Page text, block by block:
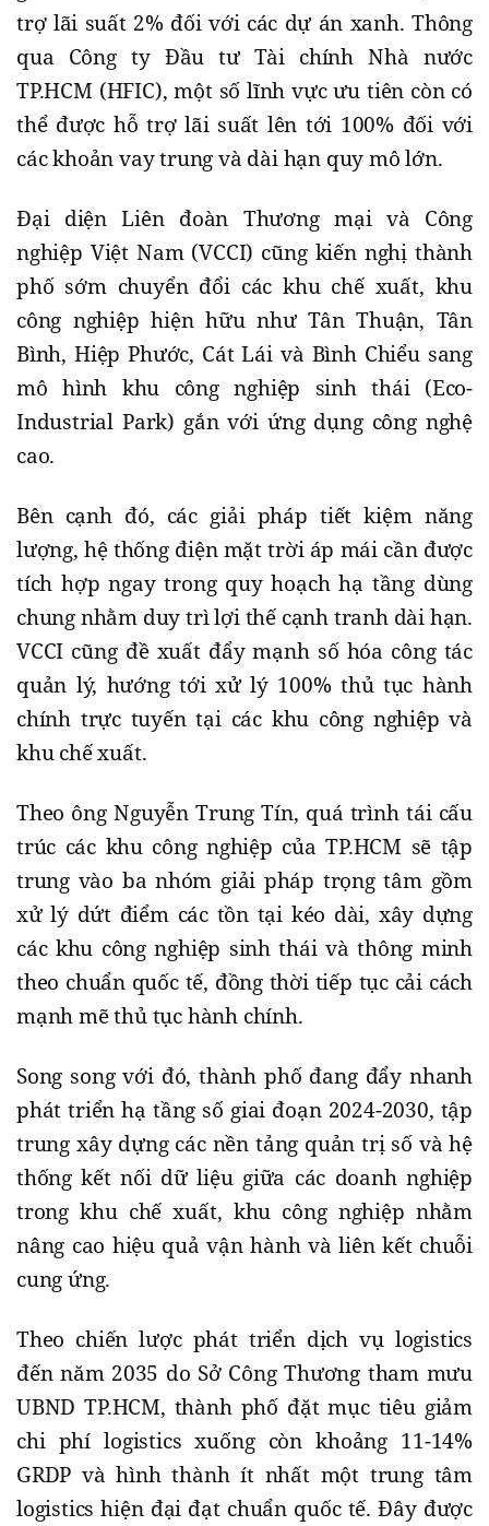
trợ lãi suất 2% đối với các dự án xanh. Thông
qua Công ty Đầu tư Tài chính Nhà nước
TP.HCM (HFIC), một số lĩnh vực ưu tiên còn có
thể được hỗ trợ lãi suất lên tới 100% đối với
các khoản vay trung và dài hạn quy mô lớn.
Đại diện Liên đoàn Thương mại và Công
nghiệp Việt Nam (VCCI) cũng kiến nghị thành
phố sớm chuyển đổi các khu chế xuất, khu
công nghiệp hiện hữu như Tân Thuận, Tân
Bình, Hiệp Phước, Cát Lái và Bình Chiểu sang
mô hình khu công nghiệp sinh thái (Eco-
Industrial Park) gắn với ứng dụng công nghệ
cao.
Bên cạnh đó, các giải pháp tiết kiệm năng
lượng, hệ thống điện mặt trời áp mái cần được
tích hợp ngay trong quy hoạch hạ tầng dùng
chung nhằm duy trì lợi thế cạnh tranh dài hạn.
VCCI cũng đề xuất đẩy mạnh số hóa công tác
quản lý, hướng tới xử lý 100% thủ tục hành
chính trực tuyến tại các khu công nghiệp và
khu chế xuất.
Theo ông Nguyễn Trung Tín, quá trình tái cấu
trúc các khu công nghiệp của TP.HCM sẽ tập
trung vào ba nhóm giải pháp trọng tâm gồm
xử lý dứt điểm các tồn tại kéo dài, xây dựng
các khu công nghiệp sinh thái và thông minh
theo chuẩn quốc tế, đồng thời tiếp tục cải cách
mạnh mẽ thủ tục hành chính.
Song song với đó, thành phố đang đẩy nhanh
phát triển hạ tầng số giai đoạn 2024-2030, tập
trung xây dựng các nền tảng quản trị số và hệ
thống kết nối dữ liệu giữa các doanh nghiệp
trong khu chế xuất, khu công nghiệp nhằm
nâng cao hiệu quả vận hành và liên kết chuỗi
cung ứng.
Theo chiến lược phát triển dịch vụ logistics
đến năm 2035 do Sở Công Thương tham mưu
UBND TP.HCM, thành phố đặt mục tiêu giảm
chi phí logistics xuống còn khoảng 11-14%
GRDP và hình thành ít nhất một trung tâm
logistics hiện đại đạt chuẩn quốc tế. Đây được